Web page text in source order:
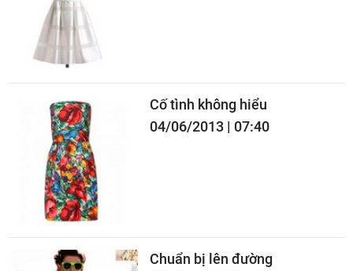
Cố tình không hiểu
04/06/2013 | 07:40
Chuẩn bị lên đường